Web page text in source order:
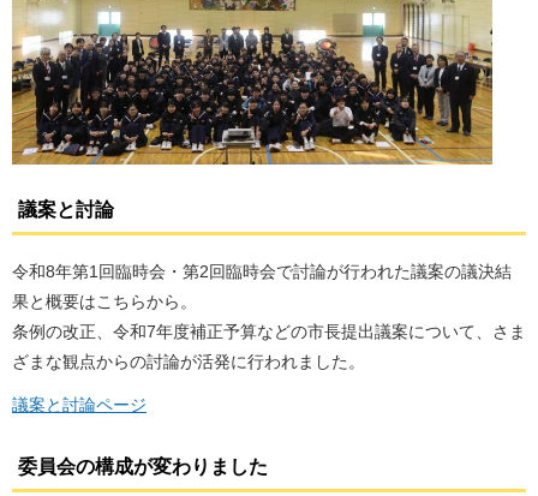
議案と討論
令和8年第1回臨時会・第2回臨時会で討論が行われた議案の議決結
果と概要はこちらから。
条例の改正、令和7年度補正予算などの市長提出議案について、さま
ざまな観点からの討論が活発に行われました。
議案と討論ページ
委員会の構成が変わりました